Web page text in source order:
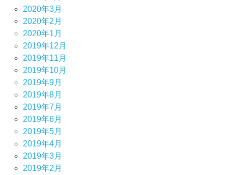
2020年3月
2020年2月
2020年1月
2019年12月
2019年11月
2019年10月
2019年9月
2019年8月
2019年7月
2019年6月
2019年5月
2019年4月
2019年3月
2019年2月